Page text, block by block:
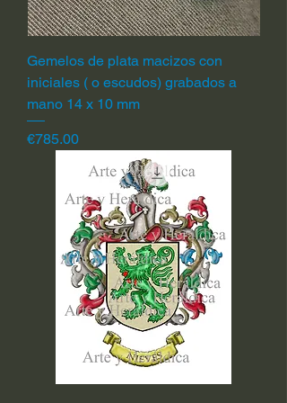
Gemelos de plata macizos con
iniciales ( o escudos) grabados a
mano 14 x 10 mm
Price
€785.00